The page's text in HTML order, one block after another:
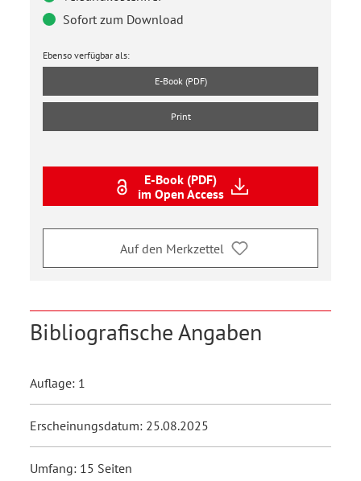
Sofort zum Download
Ebenso verfügbar als:
E-Book (PDF)
Print
E-Book (PDF)
im Open Access
Auf den Merkzettel
Bibliografische Angaben
Auflage: 1
Erscheinungsdatum: 25.08.2025
Umfang: 15 Seiten